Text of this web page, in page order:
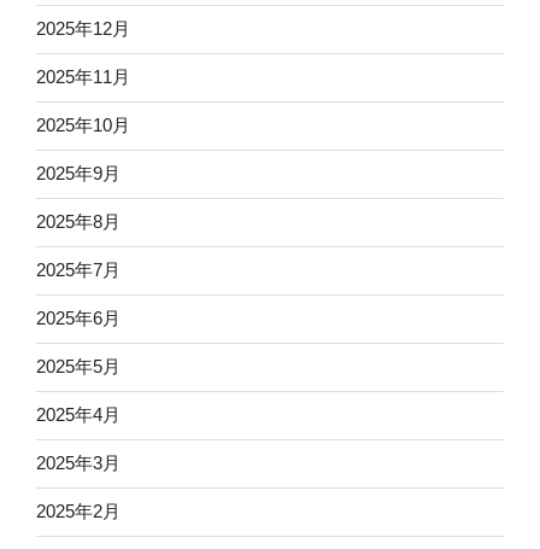
2025年12月
2025年11月
2025年10月
2025年9月
2025年8月
2025年7月
2025年6月
2025年5月
2025年4月
2025年3月
2025年2月